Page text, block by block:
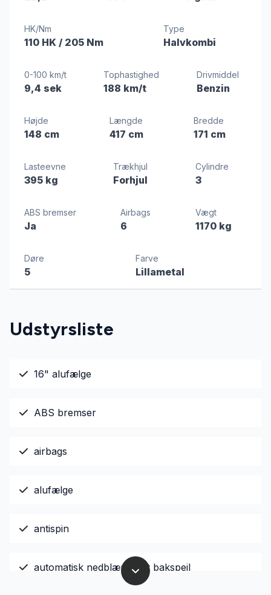
HK/Nm
110 HK / 205 Nm
Type
Halvkombi
0-100 km/t
9,4 sek
Tophastighed
188 km/t
Drivmiddel
Benzin
Højde
148 cm
Længde
417 cm
Bredde
171 cm
Lasteevne
395 kg
Trækhjul
Forhjul
Cylindre
3
ABS bremser
Ja
Airbags
6
Vægt
1170 kg
Døre
5
Farve
Lillametal
Udstyrsliste
16" alufælge
ABS bremser
airbags
alufælge
antispin
automatisk nedblændeligt bakspejl